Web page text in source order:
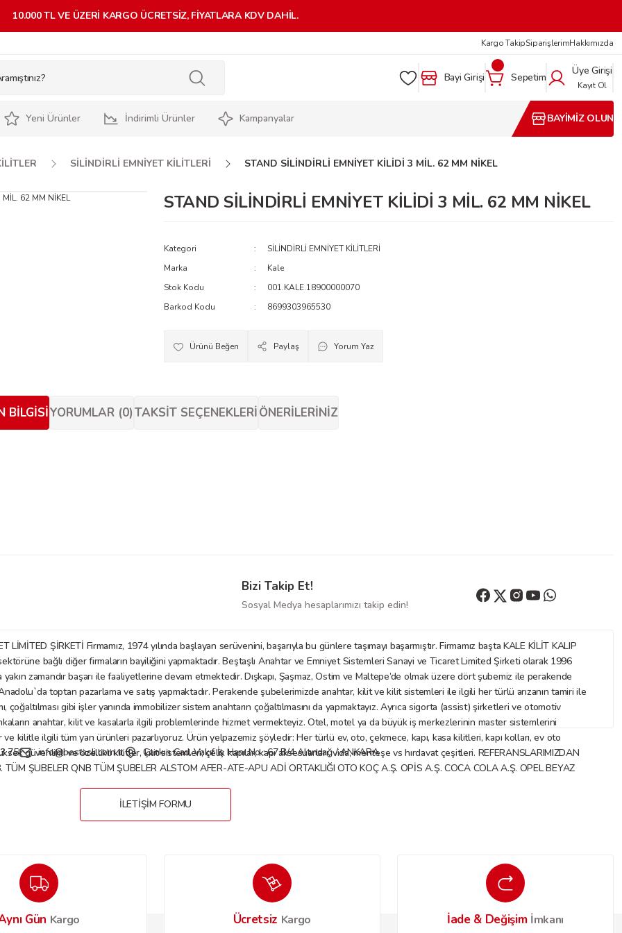
10.000 TL VE ÜZERİ KARGO ÜCRETSİZ, FİYATLARA KDV DAHİL.
Kargo TakipSiparişlerimHakkımızda
Bayi Girişi Sepetim
Üye Girişi
Kayıt Ol
Yeni Ürünler İndirimli Ürünler Kampanyalar BAYİMİZ OLUN
SİLİNDİRLİ EMNİYET KİLİTLERİ STAND SİLİNDİRLİ EMNİYET KİLİDİ 3 MİL. 62 MM NİKEL
STAND SİLİNDİRLİ EMNİYET KİLİDİ 3 MİL. 62 MM NİKEL
Kategori
SİLİNDİRLİ EMNİYET KİLİTLERİ
Marka
Kale
Stok Kodu
001.KALE.18900000070
Barkod Kodu
8699303965530
Paylaş Yorum Yaz
BILGISIYORUMLAR (0)TAKSIT SEÇENEKLERIÖNERILERINIZ
Gönder
Bizi Takip Et!
Sosyal Medya hesaplarımızı takip edin!
ŞİRKETİ Firmamız, 1974 yılında başlayan serüvenini, başarıyla bu günlere taşımayı başarmıştır. Firmamız başta KALE KİLİT KALIP
bağlı diğer firmaların bayiliğini yapmaktadır. Beştaşlı Anahtar ve Emniyet Sistemleri Sanayi ve Ticaret Limited Şirketi olarak 1996
zamandır başarı ile faaliyetlerine devam etmektedir. Dışkapı, Şaşmaz, Ostim ve Maltepe’de olmak üzere dört şubemiz ile perakende
toptan pazarlama ve satış yapmaktadır. Perakende şubelerimizde anahtar, kilit ve kilit sistemleri ile ilgili her türlü arızanın tamiri ile
çoğaltılması gibi işler yanında immobilizer sistem anahtarın çoğaltılmasını da yapmaktayız. Ayrıca sigorta (assist) şirketleri ve otomotiv
anahtar, kilit ve kasalarla ilgili problemlerinde hizmet vermekteyiz. Otel, motel ya da büyük iş merkezlerinin master sistemlerini
kilitle ilgili tüm yan ürünleri pazarlıyoruz. Ürün yelpazemiz şöyledir: Her türlü ev, oto, çekmece, kapı, kasa kilitleri, kapı kolları, ev oto
güvenlikli ve özellikli kilitler, kilit sistemleri; çelik kapılar, kapı aksesuarları, vida, menteşe vs hırdavat çeşitleri. REFERANSLARIMIZDAN
ŞUBELER QNB TÜM ŞUBELER ALSTOM AFER-ATE-APU ADİ ORTAKLIĞI OTO KOÇ A.Ş. OPİS A.Ş. COCA COLA A.Ş. OPEL BEYAZ
75 info@bestasli.com.tr Çankırı Cad. Vakıf İş Hanı No : 67 B/4 Altındağ / ANKARA
İLETİŞİM FORMU
Gün Kargo Ücretsiz Kargo İade & Değişim İmkanı